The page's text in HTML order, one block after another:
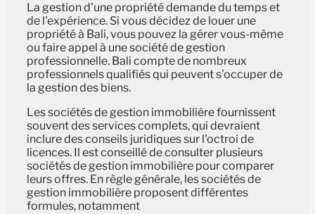
La gestion d'une propriété demande du temps et
de l'expérience. Si vous décidez de louer une
propriété à Bali, vous pouvez la gérer vous-même
ou faire appel à une société de gestion
professionnelle. Bali compte de nombreux
professionnels qualifiés qui peuvent s'occuper de
la gestion des biens.
Les sociétés de gestion immobilière fournissent
souvent des services complets, qui devraient
inclure des conseils juridiques sur l'octroi de
licences. Il est conseillé de consulter plusieurs
sociétés de gestion immobilière pour comparer
leurs offres. En règle générale, les sociétés de
gestion immobilière proposent différentes
formules, notamment